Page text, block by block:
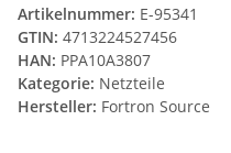
Artikelnummer: E-95341
GTIN: 4713224527456
HAN: PPA10A3807
Kategorie: Netzteile
Hersteller: Fortron Source